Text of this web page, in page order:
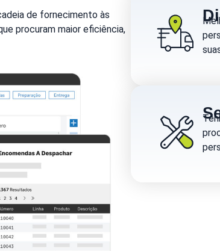
de fornecimento às
procuram maior eficiência,